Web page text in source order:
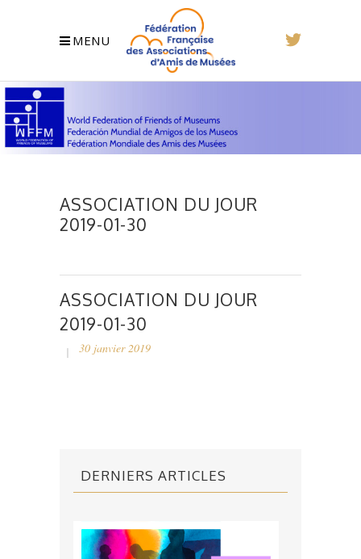
MENU
ASSOCIATION DU JOUR
2019-01-30
ASSOCIATION DU JOUR
2019-01-30
30 janvier 2019
DERNIERS ARTICLES